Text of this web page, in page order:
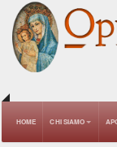
HOME CHI SIAMO